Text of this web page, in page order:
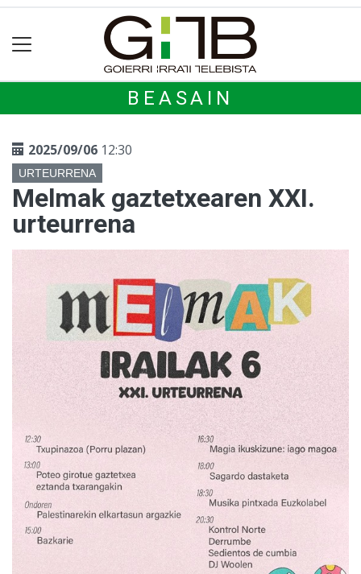
BEASAIN
2025/09/06 12:30
URTEURRENA
Melmak gaztetxearen XXI.
urteurrena